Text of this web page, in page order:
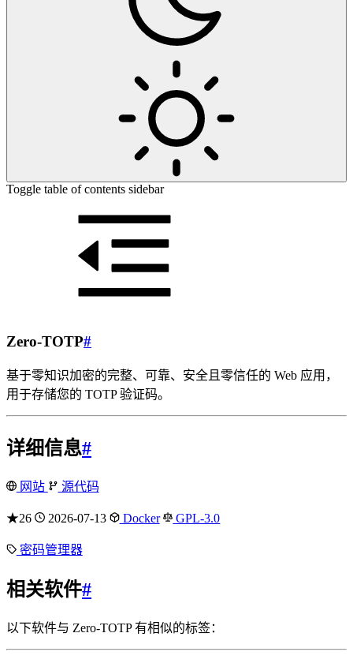
Toggle table of contents sidebar
Zero-TOTP#
基于零知识加密的完整、可靠、安全且零信任的 Web 应用，
用于存储您的 TOTP 验证码。
详细信息#
网站 源代码
★26 2026-07-13 Docker GPL-3.0
密码管理器
相关软件#
以下软件与 Zero-TOTP 有相似的标签：